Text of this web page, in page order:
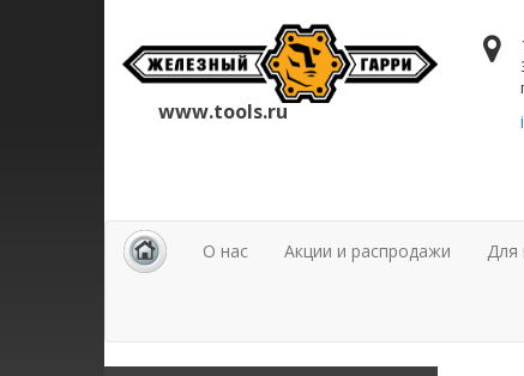
www.tools.ru
О нас Акции и распродажи Для